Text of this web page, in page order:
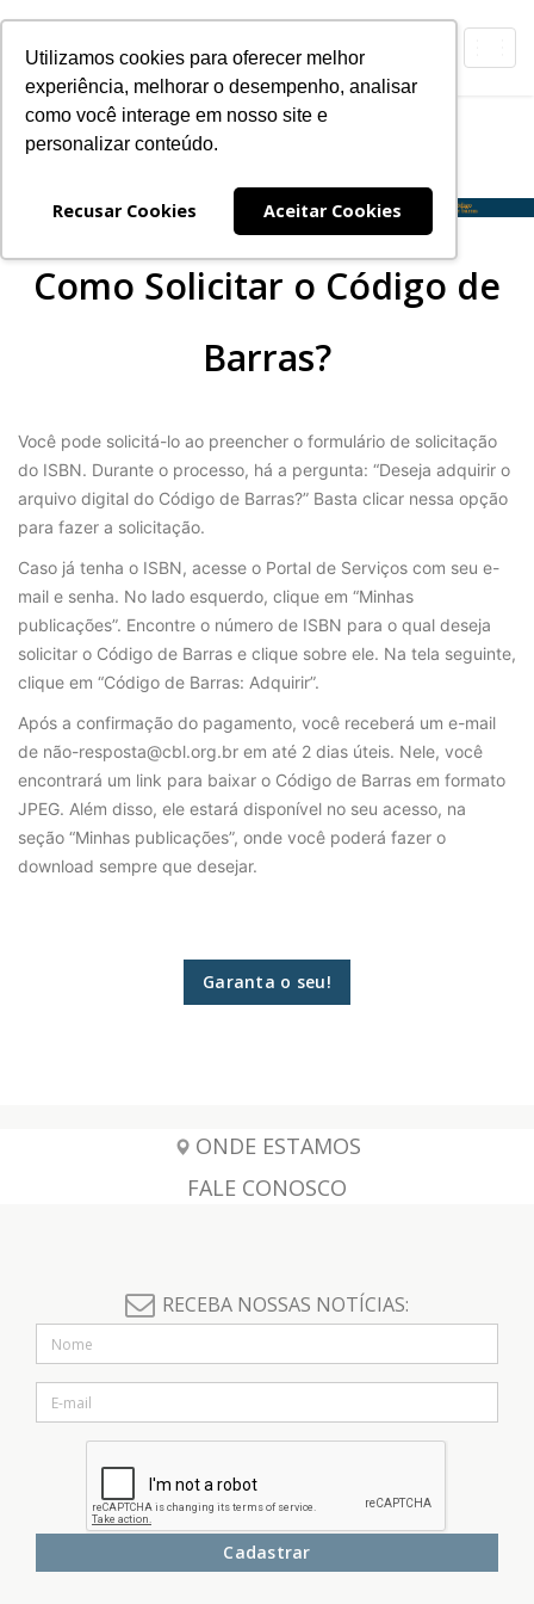
Utilizamos cookies para oferecer melhor
experiência, melhorar o desempenho, analisar
como você interage em nosso site e
personalizar conteúdo.
Recusar Cookies Aceitar Cookies
Código de Barras
Navegação
Como Solicitar o Código de
Barras?
Você pode solicitá-lo ao preencher o formulário de solicitação
do ISBN. Durante o processo, há a pergunta: “Deseja adquirir o
arquivo digital do Código de Barras?” Basta clicar nessa opção
para fazer a solicitação.
Caso já tenha o ISBN, acesse o Portal de Serviços com seu e-
mail e senha. No lado esquerdo, clique em “Minhas
publicações”. Encontre o número de ISBN para o qual deseja
solicitar o Código de Barras e clique sobre ele. Na tela seguinte,
clique em “Código de Barras: Adquirir”.
Após a confirmação do pagamento, você receberá um e-mail
de não-resposta@cbl.org.br em até 2 dias úteis. Nele, você
encontrará um link para baixar o Código de Barras em formato
JPEG. Além disso, ele estará disponível no seu acesso, na
seção “Minhas publicações”, onde você poderá fazer o
download sempre que desejar.
Garanta o seu!
ONDE ESTAMOS
FALE CONOSCO
RECEBA NOSSAS NOTÍCIAS:
Cadastrar